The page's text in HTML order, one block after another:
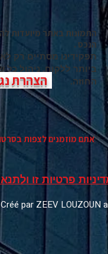
התמונות באתר מיועדות
הנכס .
תפקידינו מסתיים רק
ביותר ללקוח, ניהול
החוזה.
הצהרת
אתם מוזמנים לצפות
פרטיות זו